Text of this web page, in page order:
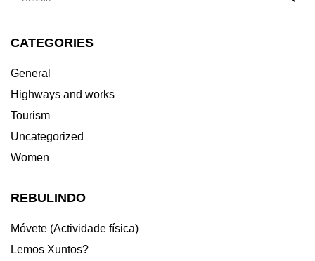
CATEGORIES
General
Highways and works
Tourism
Uncategorized
Women
REBULINDO
Móvete (Actividade física)
Lemos Xuntos?